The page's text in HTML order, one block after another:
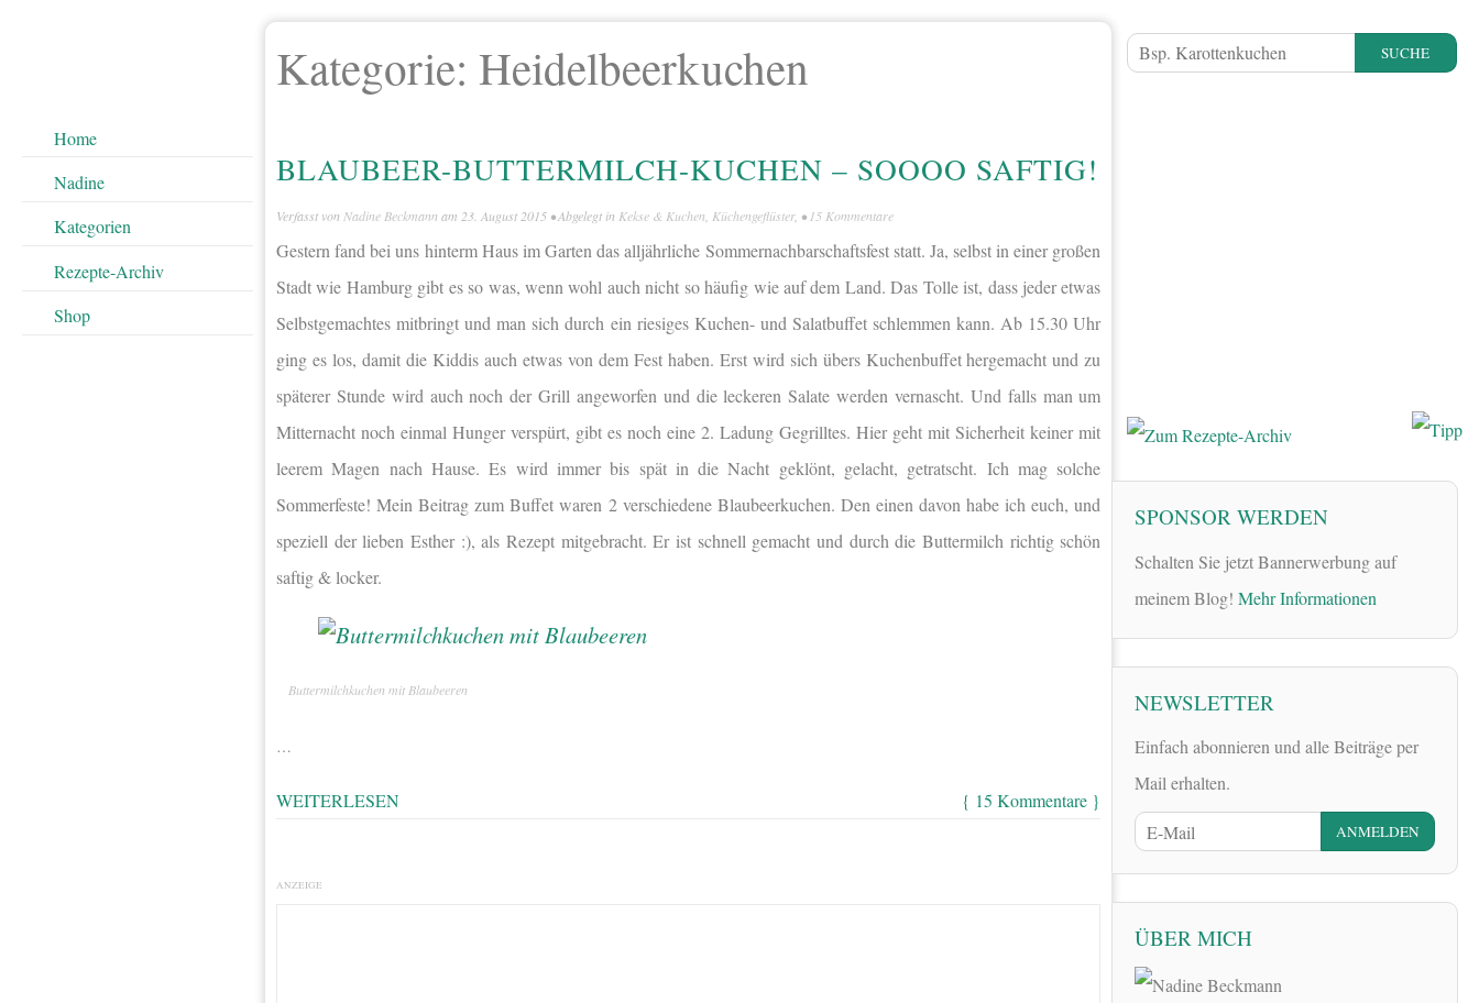
Home
Nadine
Kategorien
Rezepte-Archiv
Shop
Kategorie: Heidelbeerkuchen
BLAUBEER-BUTTERMILCH-KUCHEN – SOOOO SAFTIG!
Verfasst von Nadine Beckmann am 23. August 2015 • Abgelegt in Kekse & Kuchen, Küchengeflüster, •15 Kommentare
Gestern fand bei uns hinterm Haus im Garten das alljährliche Sommernachbarschaftsfest statt. Ja, selbst in einer großen
Stadt wie Hamburg gibt es so was, wenn wohl auch nicht so häufig wie auf dem Land. Das Tolle ist, dass jeder etwas
Selbstgemachtes mitbringt und man sich durch ein riesiges Kuchen- und Salatbuffet schlemmen kann. Ab 15.30 Uhr
ging es los, damit die Kiddis auch etwas von dem Fest haben. Erst wird sich übers Kuchenbuffet hergemacht und zu
späterer Stunde wird auch noch der Grill angeworfen und die leckeren Salate werden vernascht. Und falls man um
Mitternacht noch einmal Hunger verspürt, gibt es noch eine 2. Ladung Gegrilltes. Hier geht mit Sicherheit keiner mit
leerem Magen nach Hause. Es wird immer bis spät in die Nacht geklönt, gelacht, getratscht. Ich mag solche
Sommerfeste! Mein Beitrag zum Buffet waren 2 verschiedene Blaubeerkuchen. Den einen davon habe ich euch, und
speziell der lieben Esther :), als Rezept mitgebracht. Er ist schnell gemacht und durch die Buttermilch richtig schön
saftig & locker.
Buttermilchkuchen mit Blaubeeren
…
WEITERLESEN { 15 Kommentare }
ANZEIGE
SUCHE
SPONSOR WERDEN
Schalten Sie jetzt Bannerwerbung auf
meinem Blog! Mehr Informationen
NEWSLETTER
Einfach abonnieren und alle Beiträge per
Mail erhalten.
ÜBER MICH